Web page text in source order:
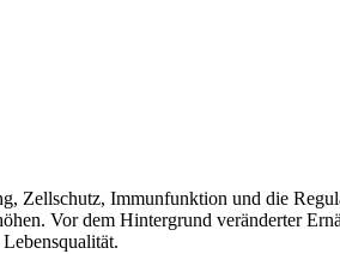
Zellschutz, Immunfunktion und die
Vor dem Hintergrund veränderter